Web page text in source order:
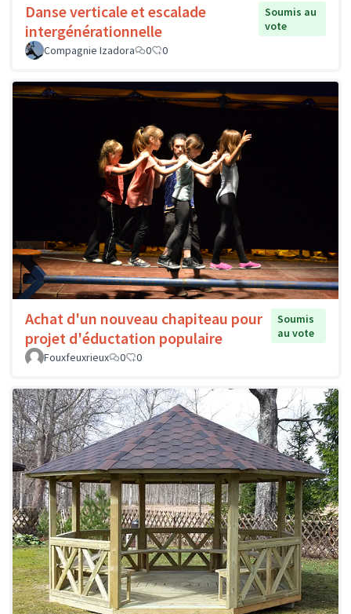
Danse verticale et escalade
intergénérationnelle
Soumis au
vote
Compagnie Izadora
0 0
Achat d'un nouveau chapiteau pour
projet d'éductation populaire
Soumis
au vote
Fouxfeuxrieux
0 0